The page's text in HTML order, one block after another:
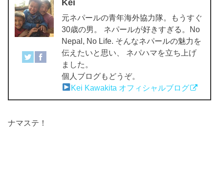
Kei
元ネパールの青年海外協力隊。もうすぐ
30歳の男。 ネパールが好きすぎる。No
Nepal, No Life. そんなネパールの魅力を
伝えたいと思い、 ネパハマを立ち上げ
ました。
個人ブログもどうぞ。
Kei Kawakita オフィシャルブログ
ナマステ！